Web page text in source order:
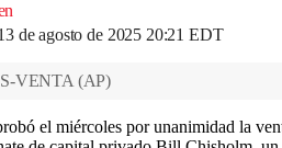
de agosto de 2025 20:21 EDT
VENTA (AP)
el miércoles por unanimidad la